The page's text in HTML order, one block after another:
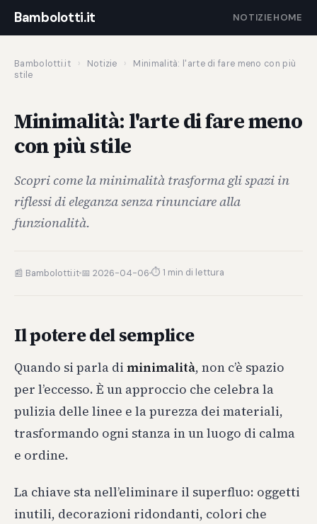
Bambolotti.it NOTIZIEHOME
Bambolotti.it › Notizie ›
Minimalità: l'arte di fare meno con più
stile
Minimalità: l'arte di fare meno
con più stile
Scopri come la minimalità trasforma gli spazi in
riflessi di eleganza senza rinunciare alla
funzionalità.
📰 Bambolotti.it 📅 2026-04-06 ⏱ 1 min di lettura
Il potere del semplice
Quando si parla diminimalità, non c’è spazio
per l’eccesso. È un approccio che celebra la
pulizia delle linee e la purezza dei materiali,
trasformando ogni stanza in un luogo di calma
e ordine.
La chiave sta nell’eliminare il superfluo: oggetti
inutili, decorazioni ridondanti, colori che